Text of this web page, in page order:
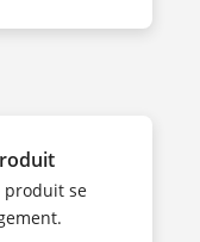
produit se